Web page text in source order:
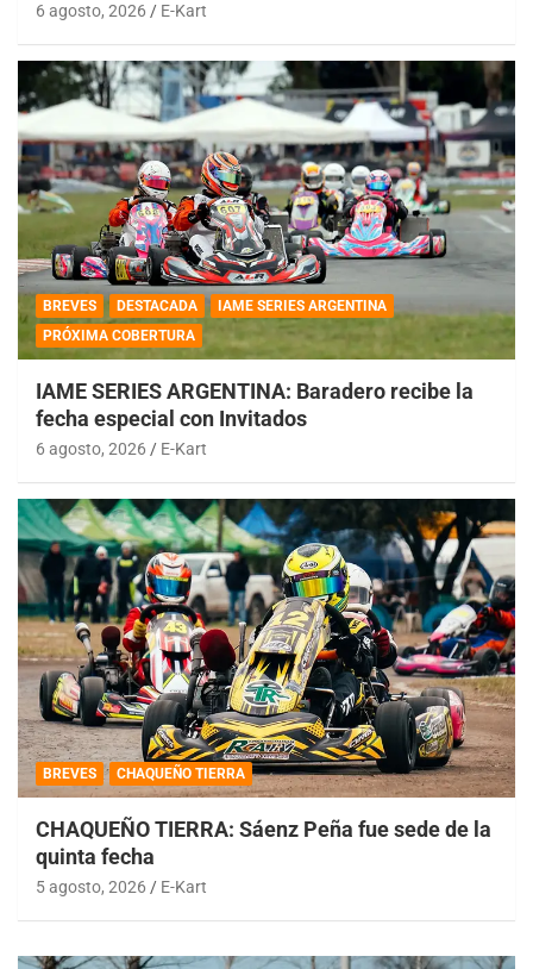
6 agosto, 2026 E-Kart
BREVES DESTACADA
IAME SERIES ARGENTINA
PRÓXIMA COBERTURA
IAME SERIES ARGENTINA: Baradero recibe la
fecha especial con Invitados
6 agosto, 2026 E-Kart
BREVES CHAQUEÑO TIERRA
CHAQUEÑO TIERRA: Sáenz Peña fue sede de la
quinta fecha
5 agosto, 2026 E-Kart